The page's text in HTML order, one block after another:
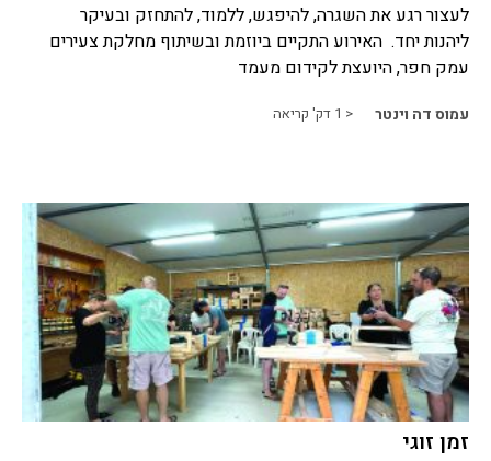
לעצור רגע את השגרה, להיפגש, ללמוד, להתחזק ובעיקר
ליהנות יחד. האירוע התקיים ביוזמת ובשיתוף מחלקת צעירים
עמק חפר, היועצת לקידום מעמד
עמוס דה וינטר < 1 דק' קריאה
זמן זוגי